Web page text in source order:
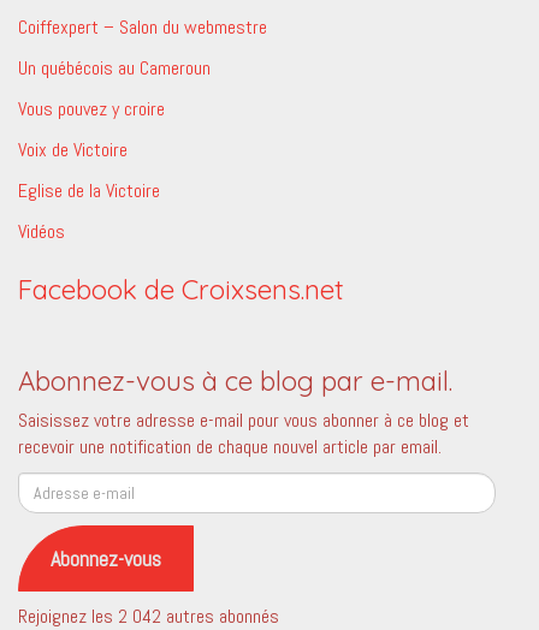
Coiffexpert – Salon du webmestre
Un québécois au Cameroun
Vous pouvez y croire
Voix de Victoire
Eglise de la Victoire
Vidéos
Facebook de Croixsens.net
Abonnez-vous à ce blog par e-mail.
Saisissez votre adresse e-mail pour vous abonner à ce blog et
recevoir une notification de chaque nouvel article par email.
Adresse
e-
mail
Abonnez-vous
Rejoignez les 2 042 autres abonnés